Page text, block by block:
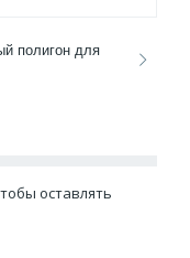
полигон для
оставлять